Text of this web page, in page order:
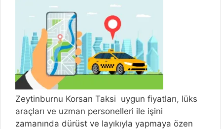
Zeytinburnu Korsan Taksi uygun fiyatları, lüks
araçları ve uzman personelleri ile işini
zamanında dürüst ve layıkıyla yapmaya özen